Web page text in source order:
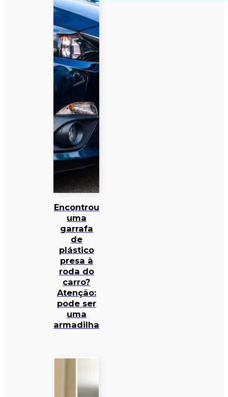
Encontrou
uma
garrafa
de
plástico
presa à
roda do
carro?
Atenção:
pode ser
uma
armadilha